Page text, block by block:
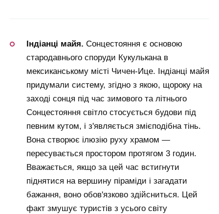
Індіанці майя. Сонцестояння є основою
стародавнього споруди Кукулькана в
мексиканському місті Чичен-Ице. Індіанці майя
придумали систему, згідно з якою, щороку на
заході сонця під час зимового та літнього
Сонцестояння світло стосується будови під
певним кутом, і з'являється змієподібна тінь.
Вона створює ілюзію руху храмом —
пересувається простором протягом 3 годин.
Вважається, якщо за цей час встигнути
піднятися на вершину піраміди і загадати
бажання, воно обов'язково здійсниться. Цей
факт змушує туристів з усього світу